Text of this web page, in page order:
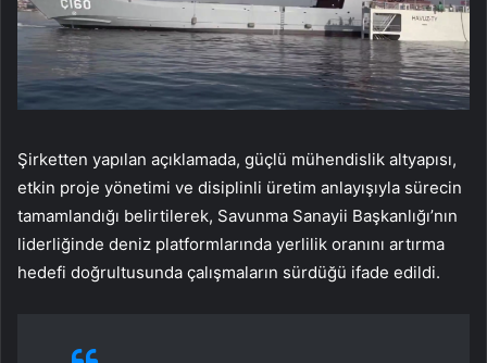
Şirketten yapılan açıklamada, güçlü mühendislik altyapısı,
etkin proje yönetimi ve disiplinli üretim anlayışıyla sürecin
tamamlandığı belirtilerek, Savunma Sanayii Başkanlığı’nın
liderliğinde deniz platformlarında yerlilik oranını artırma
hedefi doğrultusunda çalışmaların sürdüğü ifade edildi.